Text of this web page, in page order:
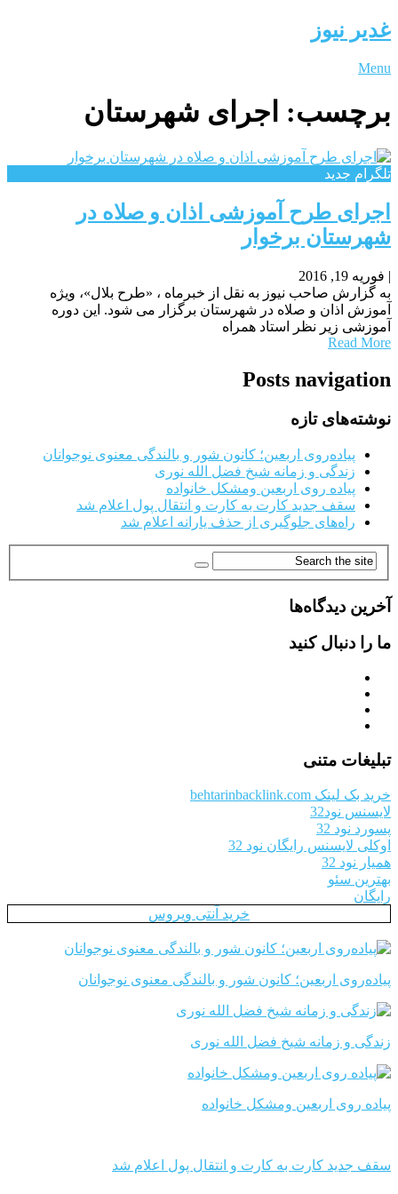
غدیر نیوز
Menu
برچسب: اجرای شهرستان
تلگرام جدید
اجرای طرح آموزشی اذان و صلاه در
شهرستان برخوار
| فوریه 19, 2016
به گزارش صاحب نیوز به نقل از خبرماه ، «طرح بلال»، ویژه
آموزش اذان و صلاه در شهرستان برگزار می شود. این دوره
آموزشی زیر نظر استاد همراه
Read More
Posts navigation
نوشته‌های تازه
پیاده‌روی اربعین؛ کانون شور و بالندگی معنوی نوجوانان
زندگی و زمانه شیخ فضل الله نوری
پیاده روی اربعین ومشکل خانواده
سقف جدید کارت به کارت و انتقال پول اعلام شد
راه‌های جلوگیری از حذف یارانه اعلام شد
آخرین دیدگاه‌ها
ما را دنبال کنید
تبلیغات متنی
خرید بک لینک behtarinbacklink.com
لایسنس نود32
پسورد نود 32
اوکلی لایسنس رایگان نود 32
همیار نود 32
بهترین سئو
رایگان
خرید آنتی ویروس
پیاده‌روی اربعین؛ کانون شور و بالندگی معنوی نوجوانان
زندگی و زمانه شیخ فضل الله نوری
پیاده روی اربعین ومشکل خانواده
سقف جدید کارت به کارت و انتقال پول اعلام شد